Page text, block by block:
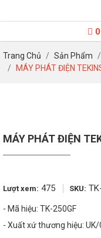
250kVA - Dưới 500kVA
500kVA - Dưới 800kVA
Trang Chủ Sản Phẩm
MÁY PHÁT ĐIỆN
MÁY PHÁT ĐIỆN
Lượt xem: 475 SKU:
- Mã hiệu: TK-250GF